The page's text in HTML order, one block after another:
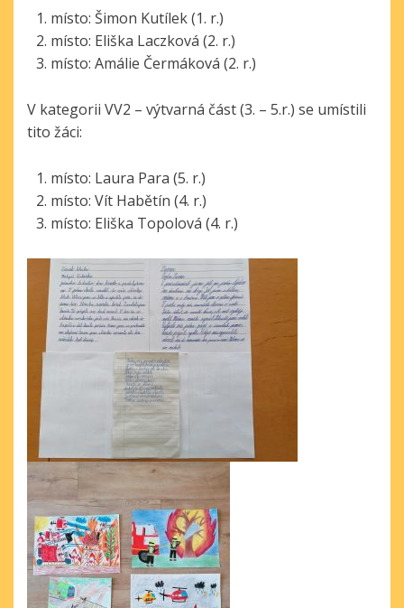
místo: Šimon Kutílek (1. r.)
místo: Eliška Laczková (2. r.)
místo: Amálie Čermáková (2. r.)
V kategorii VV2 – výtvarná část (3. – 5.r.) se umístili
tito žáci:
místo: Laura Para (5. r.)
místo: Vít Habětín (4. r.)
místo: Eliška Topolová (4. r.)